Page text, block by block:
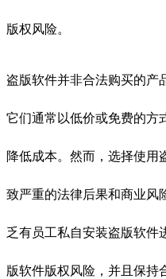
版权风险。
盗版软件并非合法购买的产
它们通常以低价或免费的方
降低成本。然而，选择使用
致严重的法律后果和商业风
乏有员工私自安装盗版软件
版软件版权风险，并且保持